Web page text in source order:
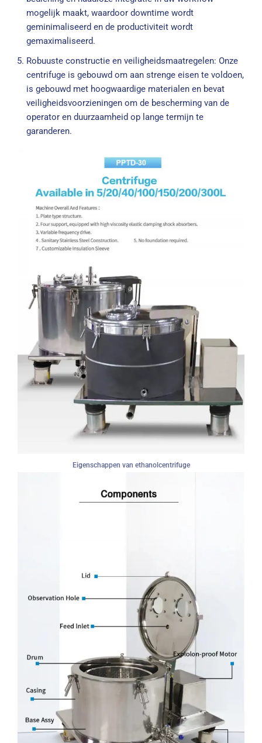
mogelijk maakt, waardoor downtime wordt
geminimaliseerd en de productiviteit wordt
gemaximaliseerd.
Robuuste constructie en veiligheidsmaatregelen: Onze
centrifuge is gebouwd om aan strenge eisen te voldoen,
is gebouwd met hoogwaardige materialen en bevat
veiligheidsvoorzieningen om de bescherming van de
operator en duurzaamheid op lange termijn te
garanderen.
Eigenschappen van ethanolcentrifuge